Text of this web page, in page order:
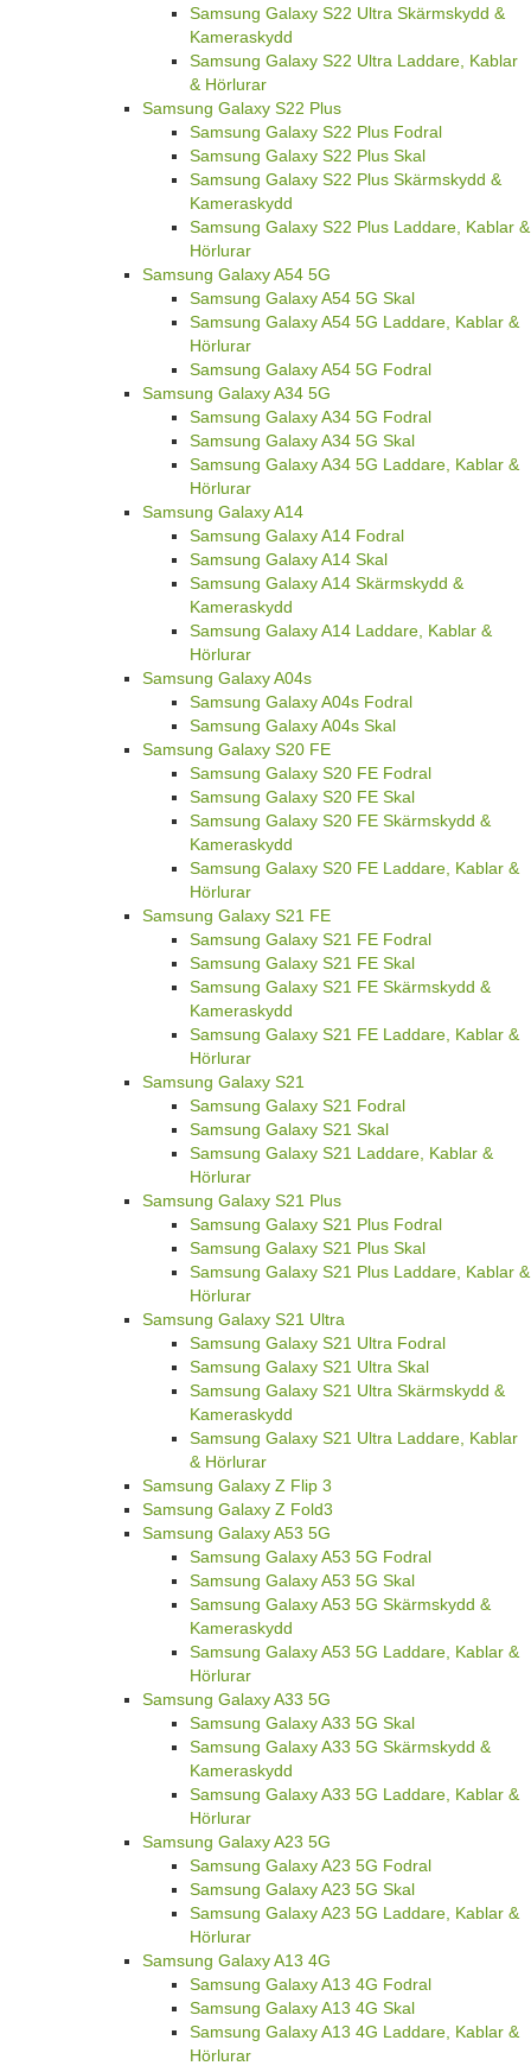
Samsung Galaxy S22 Ultra Skärmskydd &
Kameraskydd
Samsung Galaxy S22 Ultra Laddare, Kablar
& Hörlurar
Samsung Galaxy S22 Plus
Samsung Galaxy S22 Plus Fodral
Samsung Galaxy S22 Plus Skal
Samsung Galaxy S22 Plus Skärmskydd &
Kameraskydd
Samsung Galaxy S22 Plus Laddare, Kablar &
Hörlurar
Samsung Galaxy A54 5G
Samsung Galaxy A54 5G Skal
Samsung Galaxy A54 5G Laddare, Kablar &
Hörlurar
Samsung Galaxy A54 5G Fodral
Samsung Galaxy A34 5G
Samsung Galaxy A34 5G Fodral
Samsung Galaxy A34 5G Skal
Samsung Galaxy A34 5G Laddare, Kablar &
Hörlurar
Samsung Galaxy A14
Samsung Galaxy A14 Fodral
Samsung Galaxy A14 Skal
Samsung Galaxy A14 Skärmskydd &
Kameraskydd
Samsung Galaxy A14 Laddare, Kablar &
Hörlurar
Samsung Galaxy A04s
Samsung Galaxy A04s Fodral
Samsung Galaxy A04s Skal
Samsung Galaxy S20 FE
Samsung Galaxy S20 FE Fodral
Samsung Galaxy S20 FE Skal
Samsung Galaxy S20 FE Skärmskydd &
Kameraskydd
Samsung Galaxy S20 FE Laddare, Kablar &
Hörlurar
Samsung Galaxy S21 FE
Samsung Galaxy S21 FE Fodral
Samsung Galaxy S21 FE Skal
Samsung Galaxy S21 FE Skärmskydd &
Kameraskydd
Samsung Galaxy S21 FE Laddare, Kablar &
Hörlurar
Samsung Galaxy S21
Samsung Galaxy S21 Fodral
Samsung Galaxy S21 Skal
Samsung Galaxy S21 Laddare, Kablar &
Hörlurar
Samsung Galaxy S21 Plus
Samsung Galaxy S21 Plus Fodral
Samsung Galaxy S21 Plus Skal
Samsung Galaxy S21 Plus Laddare, Kablar &
Hörlurar
Samsung Galaxy S21 Ultra
Samsung Galaxy S21 Ultra Fodral
Samsung Galaxy S21 Ultra Skal
Samsung Galaxy S21 Ultra Skärmskydd &
Kameraskydd
Samsung Galaxy S21 Ultra Laddare, Kablar
& Hörlurar
Samsung Galaxy Z Flip 3
Samsung Galaxy Z Fold3
Samsung Galaxy A53 5G
Samsung Galaxy A53 5G Fodral
Samsung Galaxy A53 5G Skal
Samsung Galaxy A53 5G Skärmskydd &
Kameraskydd
Samsung Galaxy A53 5G Laddare, Kablar &
Hörlurar
Samsung Galaxy A33 5G
Samsung Galaxy A33 5G Skal
Samsung Galaxy A33 5G Skärmskydd &
Kameraskydd
Samsung Galaxy A33 5G Laddare, Kablar &
Hörlurar
Samsung Galaxy A23 5G
Samsung Galaxy A23 5G Fodral
Samsung Galaxy A23 5G Skal
Samsung Galaxy A23 5G Laddare, Kablar &
Hörlurar
Samsung Galaxy A13 4G
Samsung Galaxy A13 4G Fodral
Samsung Galaxy A13 4G Skal
Samsung Galaxy A13 4G Laddare, Kablar &
Hörlurar